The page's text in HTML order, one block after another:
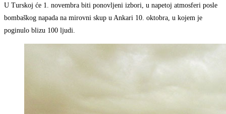
U Turskoj će 1. novembra biti ponovljeni izbori, u napetoj atmosferi posle
bombaškog napada na mirovni skup u Ankari 10. oktobra, u kojem je
poginulo blizu 100 ljudi.